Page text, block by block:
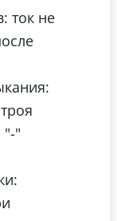
ток не
"-"